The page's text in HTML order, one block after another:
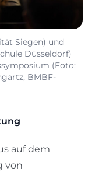
Siegen) und
Düsseldorf)
(Foto:
BMBF-
auf dem
von